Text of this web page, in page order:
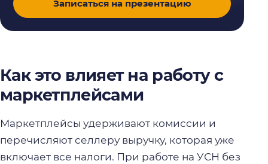
Записаться на презентацию
Как это влияет на работу с
маркетплейсами
Маркетплейсы удерживают комиссии и
перечисляют селлеру выручку, которая уже
включает все налоги. При работе на УСН без